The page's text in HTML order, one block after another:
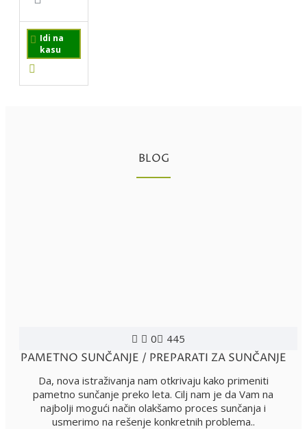
Idi na
kasu
BLOG
0 445
PAMETNO SUNČANJE / PREPARATI ZA SUNČANJE
Da, nova istraživanja nam otkrivaju kako primeniti
pametno sunčanje preko leta. Cilj nam je da Vam na
najbolji mogući način olakšamo proces sunčanja i
usmerimo na rešenje konkretnih problema..